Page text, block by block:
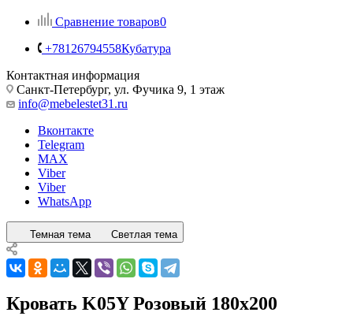
Сравнение товаров0
+78126794558Кубатура
Контактная информация
Санкт-Петербург, ул. Фучика 9, 1 этаж
info@mebelestet31.ru
Вконтакте
Telegram
MAX
Viber
Viber
WhatsApp
Темная тема Светлая тема
Кровать K05Y Розовый 180x200